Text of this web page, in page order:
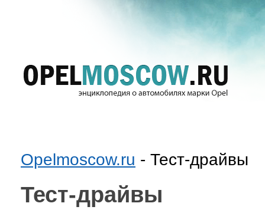
Opelmoscow.ru - Тест-драйвы
Тест-драйвы